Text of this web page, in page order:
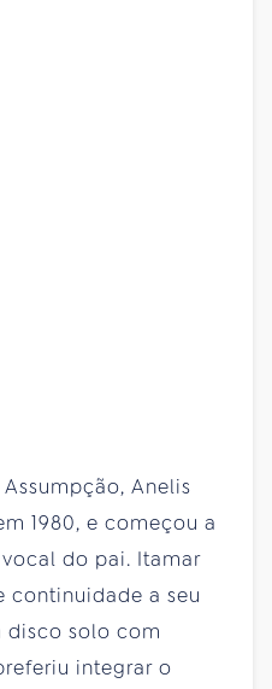
Anelis
1980, e começou a
do pai. Itamar
continuidade a seu
disco solo com
integrar o